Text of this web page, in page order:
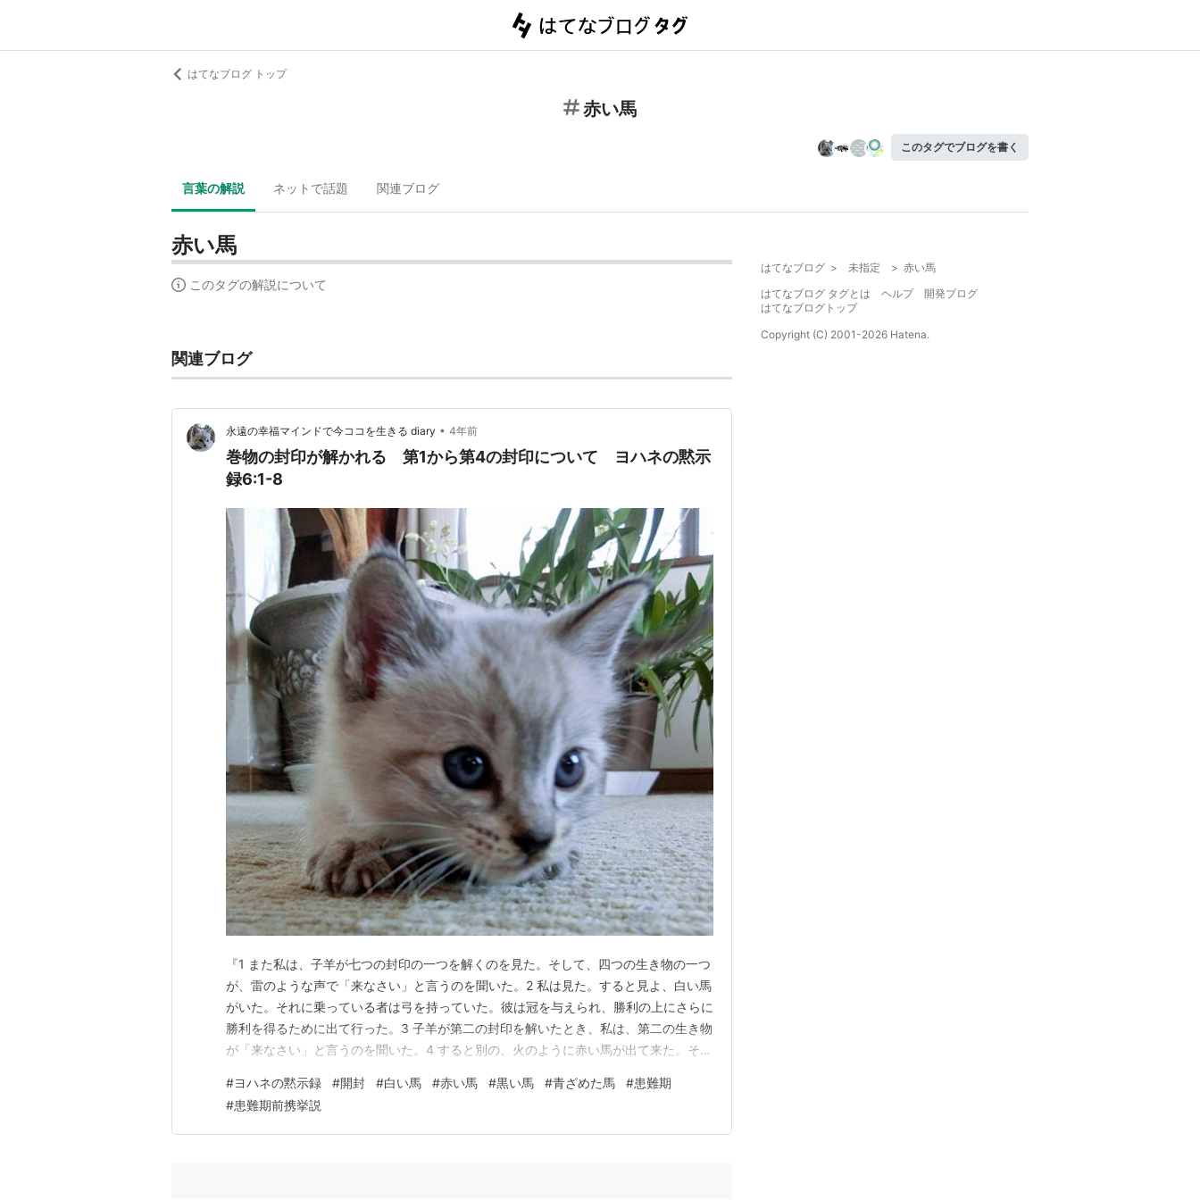
はてなブログ トップ
赤い馬
このタグでブログを書く
言葉の解説 ネットで話題 関連ブログ
赤い馬
このタグの解説について
関連ブログ
永遠の幸福マインドで今ココを生きる diary • 4年前
巻物の封印が解かれる 第1から第4の封印について ヨハネの黙示
録6:1-8
『1 また私は、子羊が七つの封印の一つを解くのを見た。そして、四つの生き物の一つ
が、雷のような声で「来なさい」と言うのを聞いた。2 私は見た。すると見よ、白い馬
がいた。それに乗っている者は弓を持っていた。彼は冠を与えられ、勝利の上にさらに
勝利を得るために出て行った。3 子羊が第二の封印を解いたとき、私は、第二の生き物
が「来なさい」と言うのを聞いた。4 すると別の、火のように赤い馬が出て来た。それ
になるためである。また、彼に大きな剣が与えられた。5 子羊が第三の封印を解いたと
き、私は、第三の生き物が「来なさい」と言うの…
#ヨハネの黙示録 #開封 #白い馬 #赤い馬 #黒い馬 #青ざめた馬 #患難期
#患難期前携挙説
はてなブログ > 未指定 > 赤い馬
はてなブログ タグとは
ヘルプ
開発ブログ
はてなブログトップ
Copyright (C) 2001-2026 Hatena.